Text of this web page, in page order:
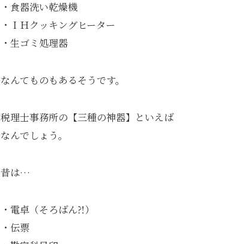
・食器洗い乾燥機
・ＩＨクッキングヒーター
・生ゴミ処理器
なんてものもあるそうです。
税理士事務所の【三種の神器】といえば
なんでしょう。
昔は…
・電卓（そろばん⁈）
・伝票